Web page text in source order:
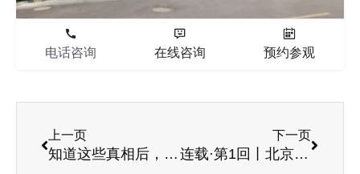
电话咨询 在线咨询 预约参观
上一页
知道这些真相后，你愿意来养老院吗？
下一页
连载·第1回丨北京·康语轩老年公寓诞生记